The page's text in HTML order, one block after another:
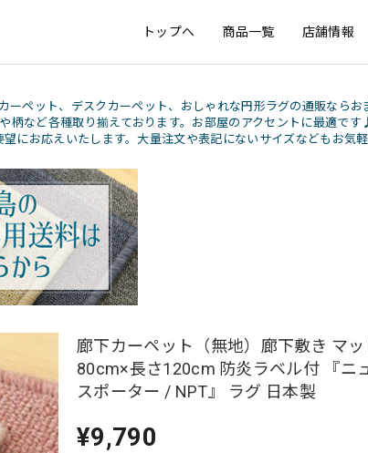
トップへ 商品一覧 店舗情報
ーペット、デスクカーペット、おしゃれな円形ラグの通販ならお
柄など各種取り揃えております。お部屋のアクセントに最適です
にお応えいたします。大量注文や表記にないサイズなどもお気軽
廊下カーペット（無地）廊下敷き マッ
80cm×長さ120cm 防炎ラベル付 『ニ
スポーター / NPT』 ラグ 日本製
¥9,790